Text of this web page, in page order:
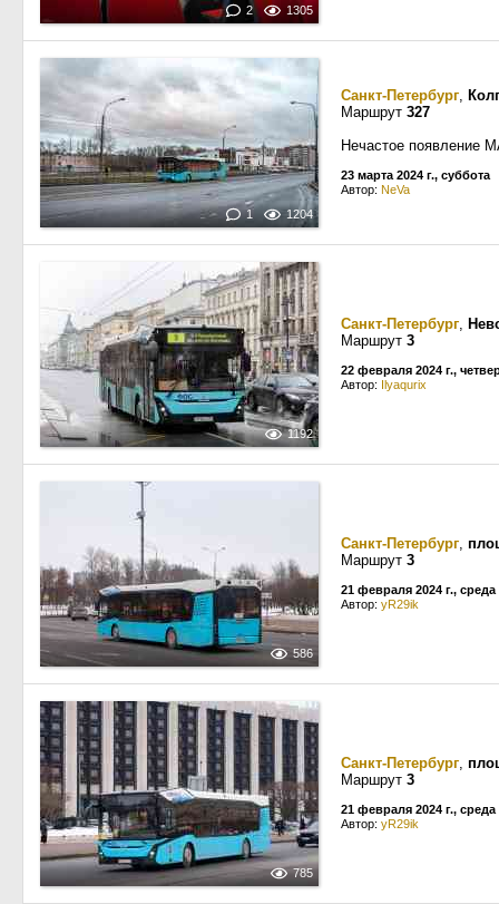
2 1305
1 1204
Санкт-Петербург,
Маршрут 327
Нечастое появление
23 марта 2024 г., суббота
Автор: NeVa
1192
Санкт-Петербург,
Маршрут 3
22 февраля 2024 г.,
Автор: Ilyaqurix
586
Санкт-Петербург,
Маршрут 3
21 февраля 2024 г., среда
Автор: yR29ik
785
Санкт-Петербург,
Маршрут 3
21 февраля 2024 г., среда
Автор: yR29ik